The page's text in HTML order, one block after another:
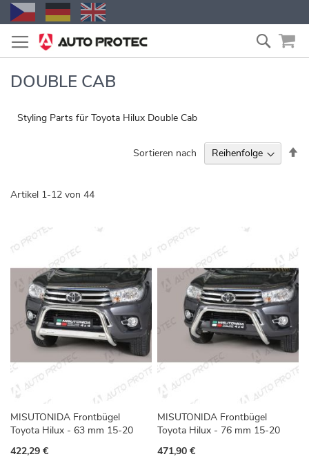
Zum
Inhalt
springen
Suche
DOUBLE CAB
Styling Parts für Toyota Hilux Double Cab
Artikel 1-12 von 44
Sortieren nach
MISUTONIDA Frontbügel
Toyota Hilux - 63 mm 15-20
422,29 €
MISUTONIDA Frontbügel
Toyota Hilux - 76 mm 15-20
471,90 €